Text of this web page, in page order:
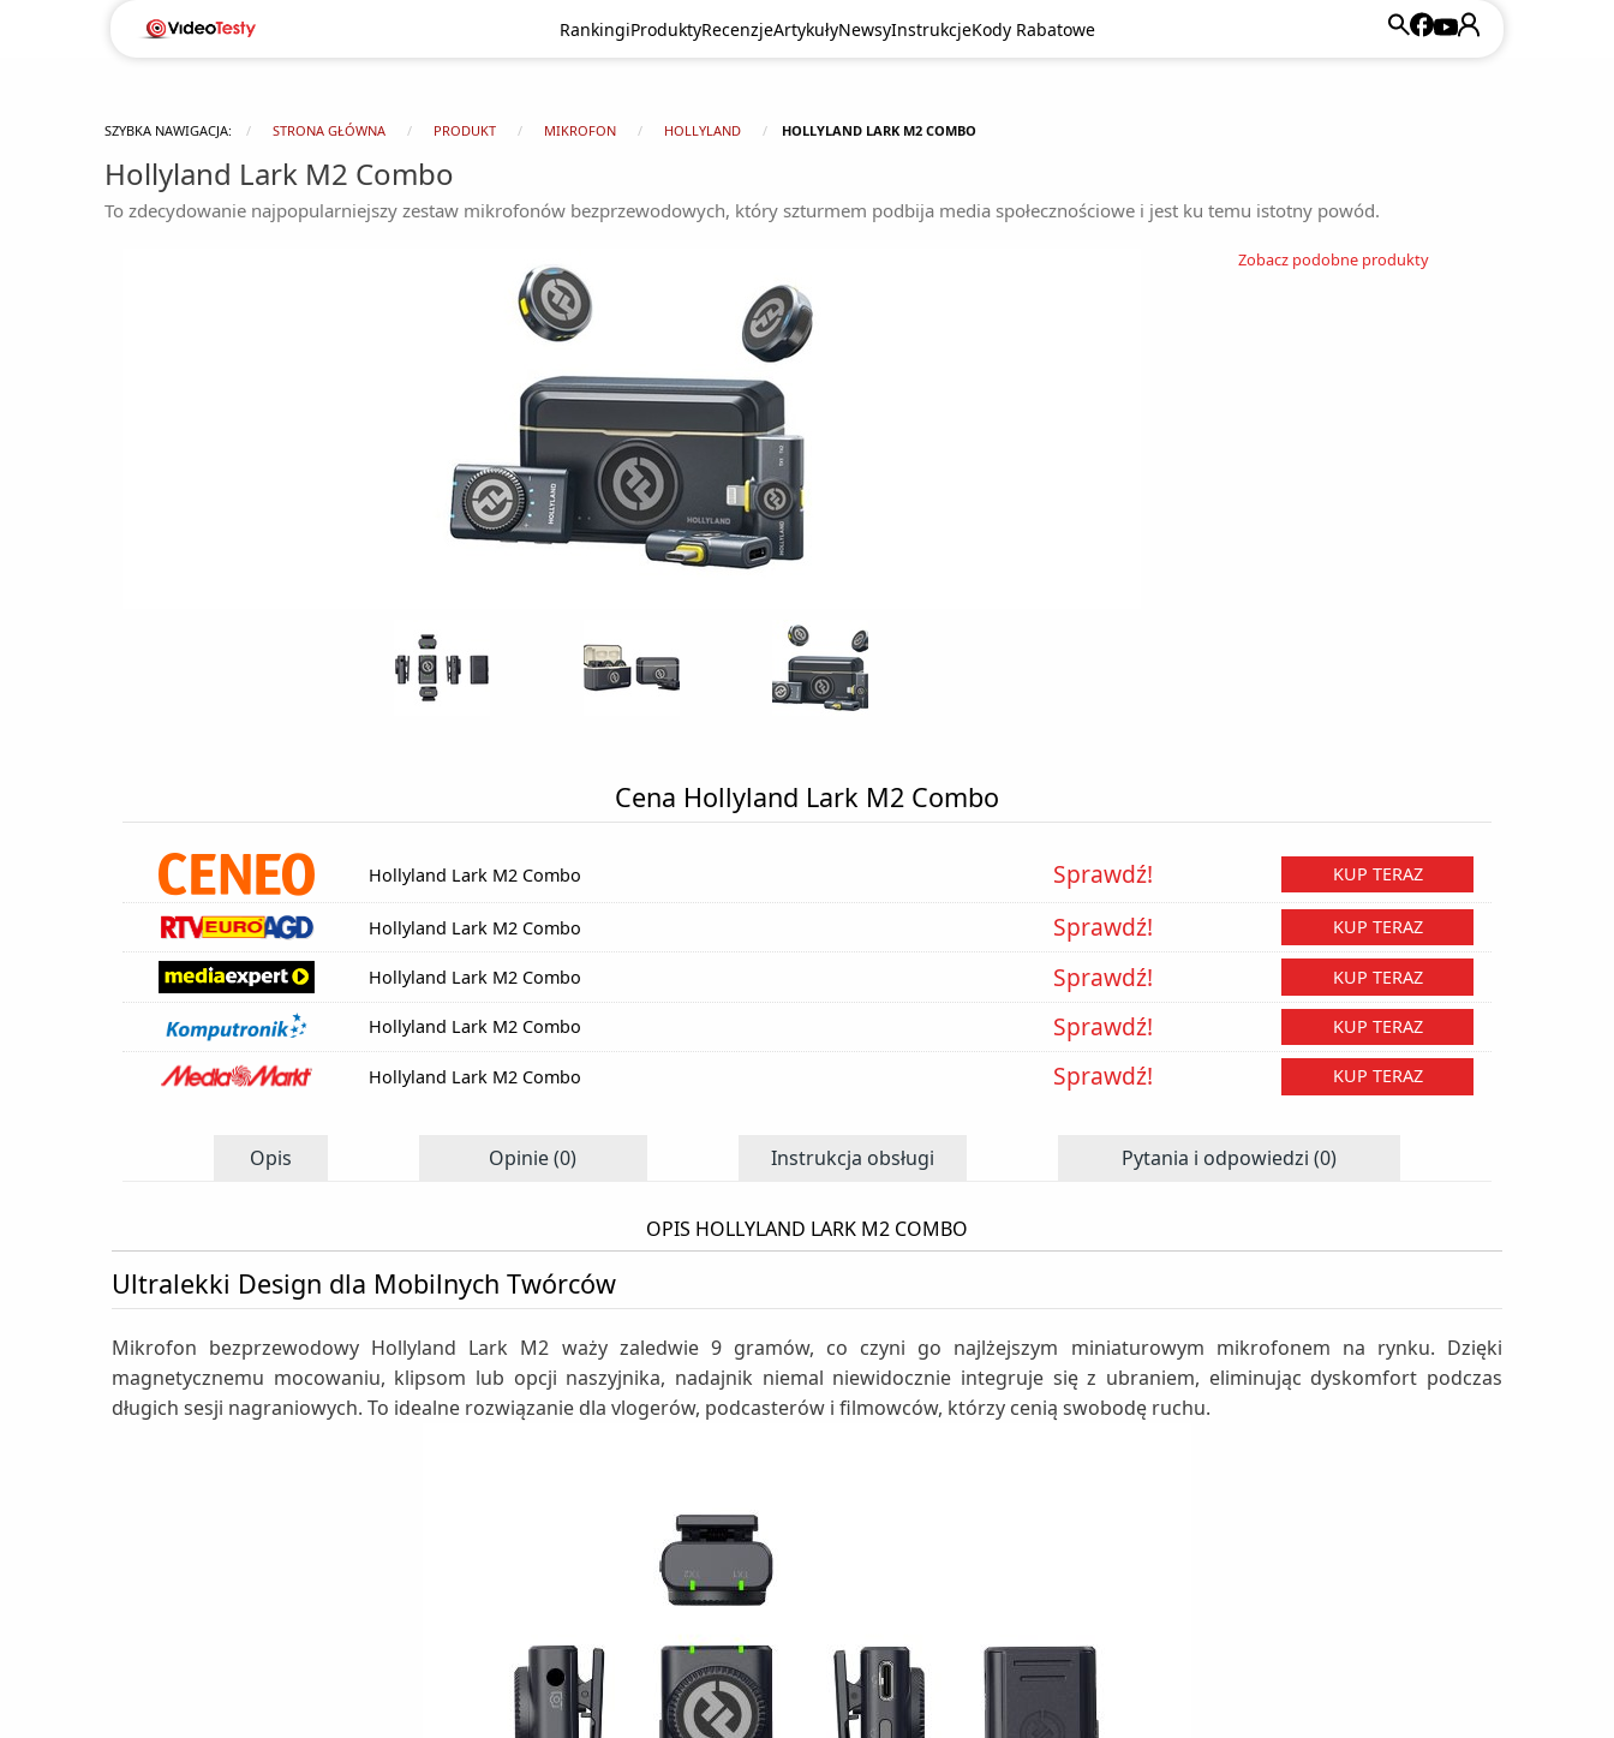
RankingiProduktyRecenzjeArtykułyNewsyInstrukcjeKody Rabatowe
SZYBKA NAWIGACJA: STRONA GŁÓWNA PRODUKT MIKROFON HOLLYLAND HOLLYLAND LARK M2 COMBO
Hollyland Lark M2 Combo
To zdecydowanie najpopularniejszy zestaw mikrofonów bezprzewodowych, który szturmem podbija media społecznościowe i jest ku temu istotny powód.
Zobacz podobne produkty
Cena Hollyland Lark M2 Combo
Hollyland Lark M2 Combo Sprawdź! KUP TERAZ
Hollyland Lark M2 Combo Sprawdź! KUP TERAZ
Hollyland Lark M2 Combo Sprawdź! KUP TERAZ
Hollyland Lark M2 Combo Sprawdź! KUP TERAZ
Hollyland Lark M2 Combo Sprawdź! KUP TERAZ
Opis Opinie (0) Instrukcja obsługi Pytania i odpowiedzi (0)
OPIS HOLLYLAND LARK M2 COMBO
Ultralekki Design dla Mobilnych Twórców
Mikrofon bezprzewodowy Hollyland Lark M2 waży zaledwie 9 gramów, co czyni go najlżejszym miniaturowym mikrofonem na rynku. Dzięki
magnetycznemu mocowaniu, klipsom lub opcji naszyjnika, nadajnik niemal niewidocznie integruje się z ubraniem, eliminując dyskomfort podczas
długich sesji nagraniowych. To idealne rozwiązanie dla vlogerów, podcasterów i filmowców, którzy cenią swobodę ruchu.